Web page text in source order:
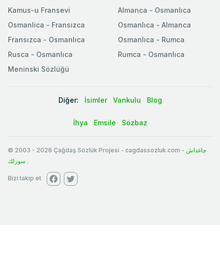
Kamus-u Fransevi
Osmanlica - Fransızca
Fransızca - Osmanlıca
Rusca - Osmanlıca
Meninski Sözlüğü
Almanca - Osmanlıca
Osmanlıca - Almanca
Osmanlıca - Rumca
Rumca - Osmanlıca
Diğer: İsimler Vankulu Blog
İhya Emsile Sözbaz
© 2003 - 2026 Çağdaş Sözlük Projesi - cagdassozluk.com - چاغداش
سوزلك .
Bizi takip et